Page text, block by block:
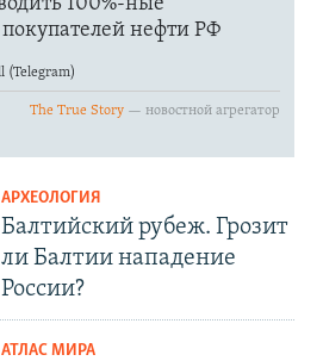
АРХЕОЛОГИЯ
Балтийский рубеж. Грозит
ли Балтии нападение
России?
АТЛАС МИРА